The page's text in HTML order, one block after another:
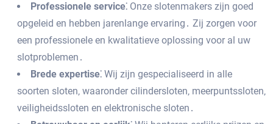
Professionele service⁚ Onze slotenmakers zijn goed
opgeleid en hebben jarenlange ervaring․ Zij zorgen voor
een professionele en kwalitatieve oplossing voor al uw
slotproblemen․
Brede expertise⁚ Wij zijn gespecialiseerd in alle
soorten sloten‚ waaronder cilindersloten‚ meerpuntssloten‚
veiligheidssloten en elektronische sloten․